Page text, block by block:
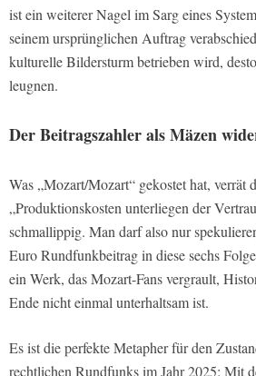
ist ein weiterer Nagel im Sarg eines
seinem ursprünglichen Auftrag
kulturelle Bildersturm betrieben wird,
leugnen.
Der Beitragszahler als Mäzen
Was „Mozart/Mozart“ gekostet hat,
„Produktionskosten unterliegen der
schmallippig. Man darf also nur
Euro Rundfunkbeitrag in diese sechs
ein Werk, das Mozart-Fans vergrault,
Ende nicht einmal unterhaltsam ist.
Es ist die perfekte Metapher für den
rechtlichen Rundfunks im Jahr 2025: Mit